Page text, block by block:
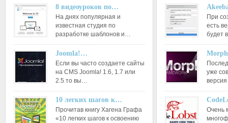
8 видеоуроков по…
На днях популярная и
известная студия по
разработке шаблонов и…
Joomla!…
Если вы часто создаете сайты
на CMS Joomla! 1.6, 1.7 или
2.5 то вы…
10 легких шагов к…
Прочитав книгу Хагена Графа
«10 легких шагов к освоению
При
есть
будет
уже
Очень